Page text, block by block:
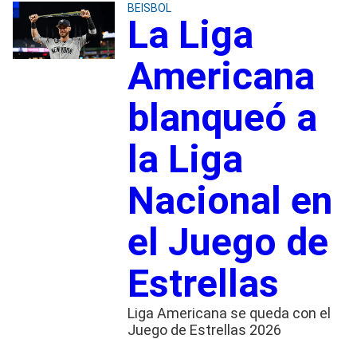
BEISBOL
La Liga
Americana
blanqueó a
la Liga
Nacional en
el Juego de
Estrellas
Liga Americana se queda con el
Juego de Estrellas 2026